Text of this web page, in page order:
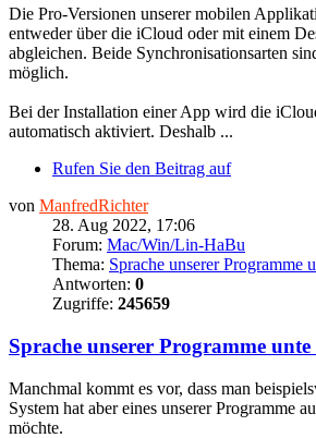
Die Pro-Versionen unserer mobilen
entweder über die iCloud oder mit einem
abgleichen. Beide Synchronisationsarten
möglich.
Bei der Installation einer App wird die
automatisch aktiviert. Deshalb ...
Rufen Sie den Beitrag auf
von ManfredRichter
28. Aug 2022, 17:06
Forum: Mac/Win/Lin-HaBu
Thema: Sprache unserer Programme
Antworten: 0
Zugriffe: 245659
Sprache unserer Programme unte
Manchmal kommt es vor, dass man
System hat aber eines unserer Programme
möchte.